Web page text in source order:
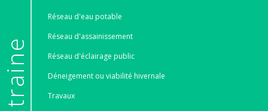
Réseau d'eau potable
Réseau d'assainissement
Réseau d'éclairage public
Déneigement ou viabilité hivernale
Travaux